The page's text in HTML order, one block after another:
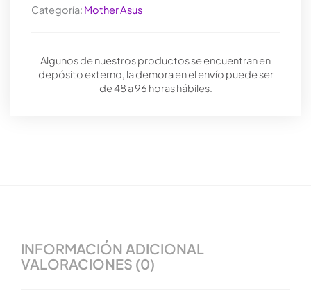
Categoría: Mother Asus
Algunos de nuestros productos se encuentran en
depósito externo, la demora en el envío puede ser
de 48 a 96 horas hábiles.
INFORMACIÓN ADICIONAL
VALORACIONES (0)